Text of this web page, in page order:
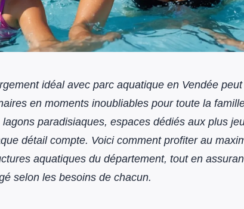
idéal avec parc aquatique en Vendée
en moments inoubliables pour toute la
paradisiaques, espaces dédiés aux plus
détail compte. Voici comment profiter au
aquatiques du département, tout en
selon les besoins de chacun.